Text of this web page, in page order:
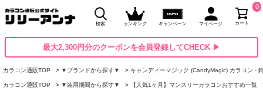
検索 ランキング キャンペーン マイページ カート
0
最大2,300円分のクーポンを会員登録してCHECK ▶
カラコン通販TOP ▼ブランドから探す▼ キャンディーマジック (CandyMagic) カラコン -
カラコン通販TOP ▼装用期間から探す▼ 【人気1ヶ月】マンスリーカラコンおすすめ一覧